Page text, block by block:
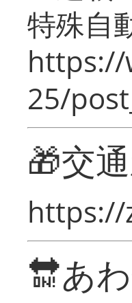
特殊自
https://
25/
🎁交
https://
🔛あ